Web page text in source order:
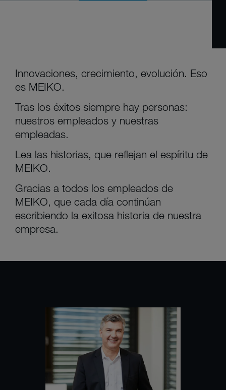
Innovaciones, crecimiento, evolución. Eso
es MEIKO.
Tras los éxitos siempre hay personas:
nuestros empleados y nuestras
empleadas.
Lea las historias, que reflejan el espíritu de
MEIKO.
Gracias a todos los empleados de
MEIKO, que cada día continúan
escribiendo la exitosa historia de nuestra
empresa.